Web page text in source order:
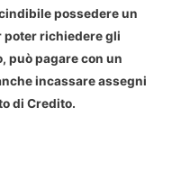
possedere un
poter richiedere gli
può pagare con un
incassare assegni
di Credito.